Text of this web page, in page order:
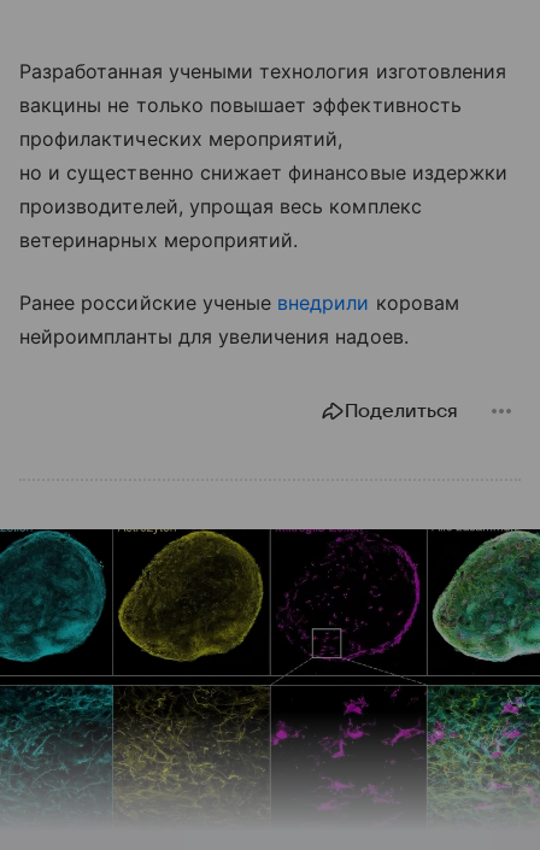
Разработанная учеными технология изготовления
вакцины не только повышает эффективность
профилактических мероприятий,
но и существенно снижает финансовые издержки
производителей, упрощая весь комплекс
ветеринарных мероприятий.
Ранее российские ученые внедрили коровам
нейроимпланты для увеличения надоев.
Поделиться